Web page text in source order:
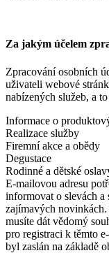
Za jakým účelem
Zpracování osobních
uživateli webové
nabízených služeb, a
Informace o
Realizace služby
Firemní akce a obědy
Degustace
Rodinné a dětské
E-mailovou adresu
informovat o slevách a
zajímavých
musíte dát vědomý
pro registraci k těmto
byl zaslán na základě